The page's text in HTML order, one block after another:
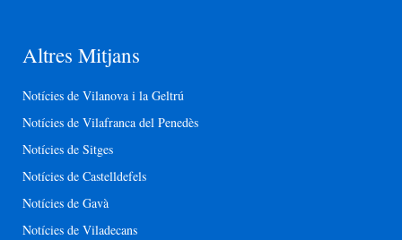
Altres Mitjans
Notícies de Vilanova i la Geltrú
Notícies de Vilafranca del Penedès
Notícies de Sitges
Notícies de Castelldefels
Notícies de Gavà
Notícies de Viladecans